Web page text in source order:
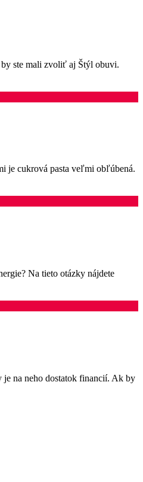
by ste mali zvoliť aj Štýl obuvi.
je cukrová pasta veľmi obľúbená.
Na tieto otázky nájdete
je na neho dostatok financií. Ak by